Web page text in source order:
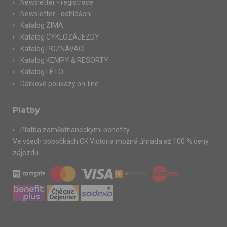
Newsletter - registrace
Newsletter - odhlášení
Katalog ZIMA
Katalog CYKLOZÁJEZDY
Katalog POZNÁVACÍ
Katalog KEMPY & RESORTY
Katalog LÉTO
Dárkové poukazy on-line
Platby
Platba zaměstnaneckými benefity
Ve všech pobočkách CK Victoria možná úhrada až 100 % ceny
zájezdu.